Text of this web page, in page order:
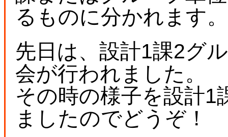
るものに分かれます。
先日は、設計1課2グ
会が行われました。
その時の様子を設計1
ましたのでどうぞ！